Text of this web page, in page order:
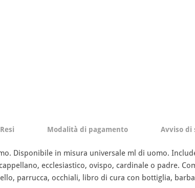
Modalità di pagamento Avviso di
Disponibile in misura universale ml di uomo.
ecclesiastico, ovispo, cardinale o padre.
parrucca, occhiali, libro di cura con bottiglia,